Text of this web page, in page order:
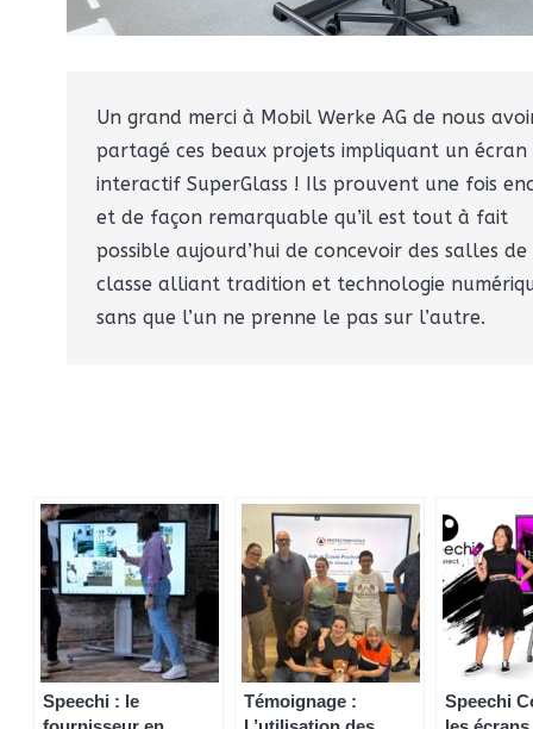
Un grand merci à Mobil Werke AG de nous
partagé ces beaux projets impliquant un écran
interactif SuperGlass ! Ils prouvent une fois
et de façon remarquable qu’il est tout à fait
possible aujourd’hui de concevoir des salles de
classe alliant tradition et technologie
sans que l’un ne prenne le pas sur l’autre.
Speechi : le
Témoignage :
Speechi